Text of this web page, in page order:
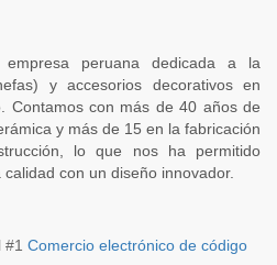
peruana dedicada a la
y accesorios decorativos en
Contamos con más de 40 años de
y más de 15 en la fabricación
lo que nos ha permitido
con un diseño innovador.
#1 Comercio electrónico de código